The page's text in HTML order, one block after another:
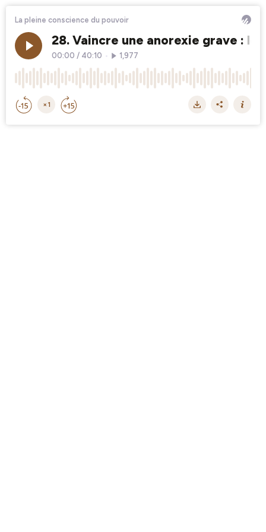
La pleine conscience du pouvoir
28. Vaincre une anorexie grave : le
00:00 / 40:10 1,977
×1